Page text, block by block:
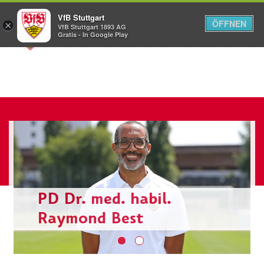
Menü
PD Dr. med. habil.
Raymond Best
×
VfB Stuttgart
VfB Stuttgart 1893 AG
Gratis - In Google Play
ÖFFNEN